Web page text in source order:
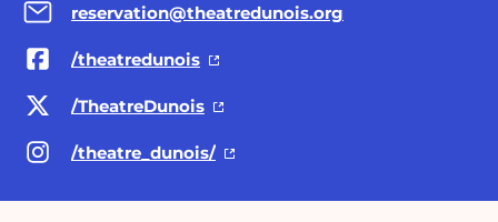
reservation@theatredunois.org
/theatredunois
/TheatreDunois
/theatre_dunois/